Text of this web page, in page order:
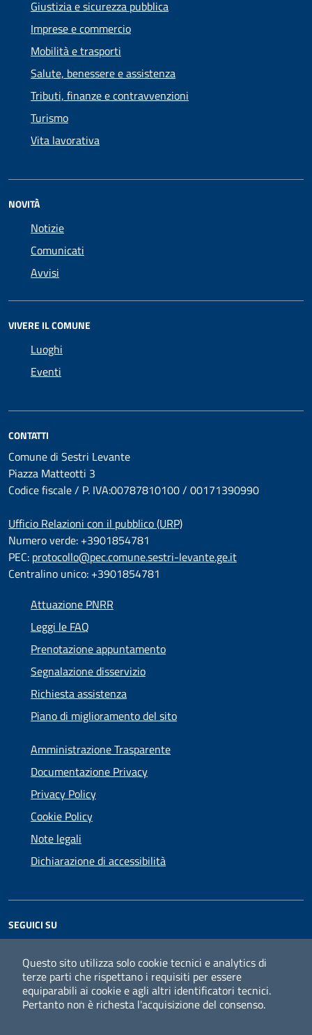
Questo sito utilizza solo cookie tecnici e analytics di
terze parti che rispettano i requisiti per essere
equiparabili ai cookie e agli altri identificatori tecnici.
Pertanto non è richesta l'acquisizione del consenso.
Giustizia e sicurezza pubblica
Imprese e commercio
Mobilità e trasporti
Salute, benessere e assistenza
Tributi, finanze e contravvenzioni
Turismo
Vita lavorativa
NOVITÀ
Notizie
Comunicati
Avvisi
VIVERE IL COMUNE
Luoghi
Eventi
CONTATTI
Comune di Sestri Levante
Piazza Matteotti 3
Codice fiscale / P. IVA:00787810100 / 00171390990
Ufficio Relazioni con il pubblico (URP)
Numero verde: +3901854781
PEC: protocollo@pec.comune.sestri-levante.ge.it
Centralino unico: +3901854781
Attuazione PNRR
Leggi le FAQ
Prenotazione appuntamento
Segnalazione disservizio
Richiesta assistenza
Piano di miglioramento del sito
Amministrazione Trasparente
Documentazione Privacy
Privacy Policy
Cookie Policy
Note legali
Dichiarazione di accessibilità
SEGUICI SU